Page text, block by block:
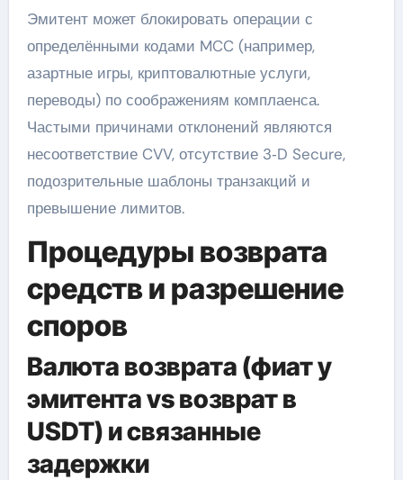
Эмитент может блокировать операции с
определёнными кодами MCC (например,
азартные игры, криптовалютные услуги,
переводы) по соображениям комплаенса.
Частыми причинами отклонений являются
несоответствие CVV, отсутствие 3‑D Secure,
подозрительные шаблоны транзакций и
превышение лимитов.
Процедуры возврата
средств и разрешение
споров
Валюта возврата (фиат у
эмитента vs возврат в
USDT) и связанные
задержки